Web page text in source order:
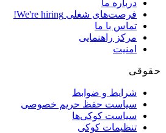
درباره ما
فرصت‌های شغلیWe're hiring!
تماس با ما
مرکز راهنمایی
امنیت
شرایط و ضوابط
سیاست حفظ حریم خصوصی
سیاست کوکی‌ها
تنظیمات کوکی